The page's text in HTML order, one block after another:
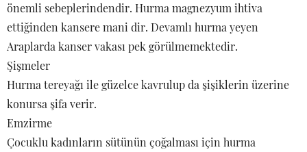
önemli sebeplerindendir. Hurma magnezyum ihtiva
ettiğinden kansere mani dir. Devamlı hurma yeyen
Araplarda kanser vakası pek görülmemektedir.
Şişmeler
Hurma tereyağı ile güzelce kavrulup da şişiklerin üzerine
konursa şifa verir.
Emzirme
Çocuklu kadınların sütünün çoğalması için hurma